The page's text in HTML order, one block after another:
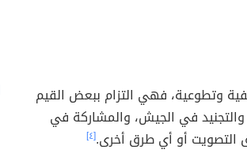
وتطوعية، فهي التزام ببعض القيم
والتجنيد في الجيش، والمشاركة في
التصويت أو أي طرق أخرى.[٤]